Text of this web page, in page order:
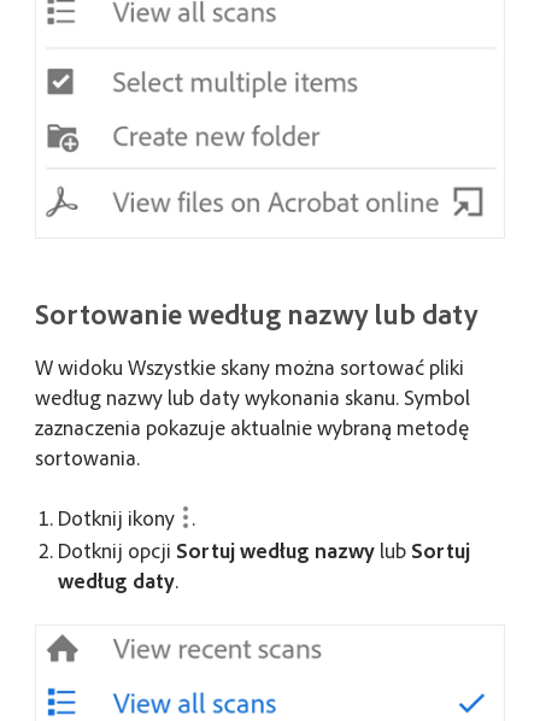
Sortowanie według nazwy lub daty
W widokuWszystkie skany można sortować pliki
według nazwy lub daty wykonania skanu. Symbol
zaznaczenia pokazuje aktualnie wybraną metodę
sortowania.
Dotknij ikony
.
Dotknij opcji Sortuj według nazwy lub Sortuj
według daty.